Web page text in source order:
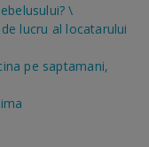
\
lucru al locatarului
pe saptamani,